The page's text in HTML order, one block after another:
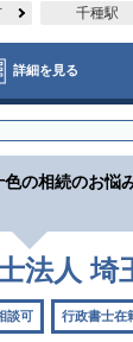
千種駅
詳細を見る
色の相続のお悩
法人 埼
談可 行政書士在